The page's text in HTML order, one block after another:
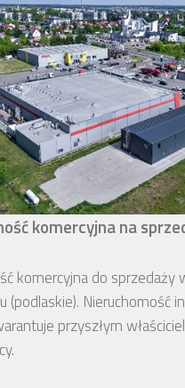
komercyjna na
komercyjna do sprzedaży
(podlaskie). Nieruchomość
przyszłym